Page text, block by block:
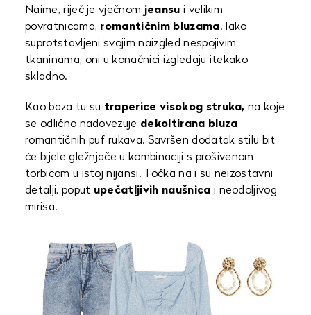
Naime, riječ je vječnom jeansu i velikim
povratnicama, romantičnim bluzama. Iako
suprotstavljeni svojim naizgled nespojivim
tkaninama, oni u konačnici izgledaju itekako
skladno.
Kao baza tu su traperice visokog struka, na koje
se odlično nadovezuje dekoltirana bluza
romantičnih puf rukava. Savršen dodatak stilu bit
će bijele gležnjače u kombinaciji s prošivenom
torbicom u istoj nijansi. Točka na i su neizostavni
detalji, poput upečatljivih naušnica i neodoljivog
mirisa.